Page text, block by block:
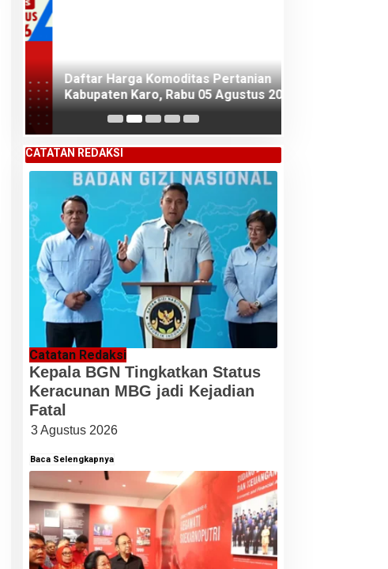
CATATAN REDAKSI
Catatan Redaksi
Kepala BGN Tingkatkan Status
Keracunan MBG jadi Kejadian
Fatal
3 Agustus 2026
Baca Selengkapnya